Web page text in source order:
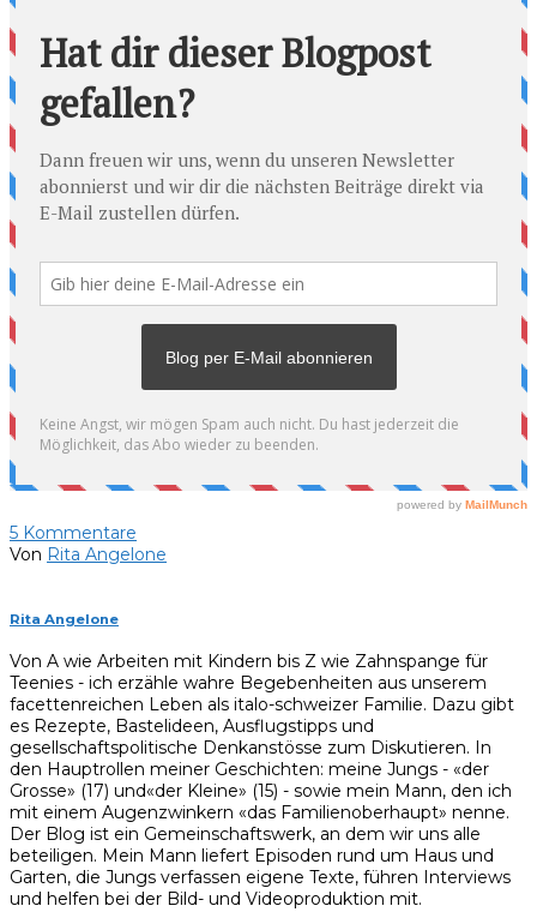
5 Kommentare
Von Rita Angelone
Rita Angelone
Von A wie Arbeiten mit Kindern bis Z wie Zahnspange für
Teenies - ich erzähle wahre Begebenheiten aus unserem
facettenreichen Leben als italo-schweizer Familie. Dazu gibt
es Rezepte, Bastelideen, Ausflugstipps und
gesellschaftspolitische Denkanstösse zum Diskutieren. In
den Hauptrollen meiner Geschichten: meine Jungs - «der
Grosse» (17) und«der Kleine» (15) - sowie mein Mann, den ich
mit einem Augenzwinkern «das Familienoberhaupt» nenne.
Der Blog ist ein Gemeinschaftswerk, an dem wir uns alle
beteiligen. Mein Mann liefert Episoden rund um Haus und
Garten, die Jungs verfassen eigene Texte, führen Interviews
und helfen bei der Bild- und Videoproduktion mit.